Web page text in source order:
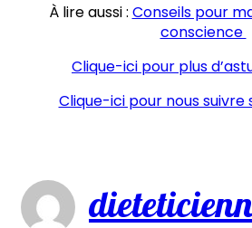
À lire aussi : Conseils pour
conscience
Clique-ici pour plus
Clique-ici pour nous suivre